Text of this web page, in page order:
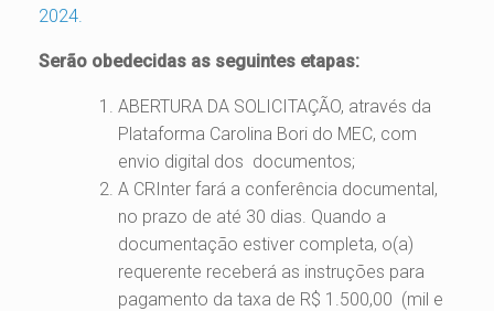
2024.
Serão obedecidas as seguintes etapas:
ABERTURA DA SOLICITAÇÃO, através da
Plataforma Carolina Bori do MEC, com
envio digital dos documentos;
A CRInter fará a conferência documental,
no prazo de até 30 dias. Quando a
documentação estiver completa, o(a)
requerente receberá as instruções para
pagamento da taxa de R$ 1.500,00 (mil e